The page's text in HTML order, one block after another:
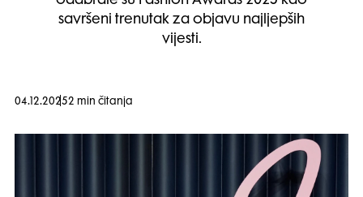
savršeni trenutak za objavu najljepših
vijesti.
04.12.20252 min čitanja